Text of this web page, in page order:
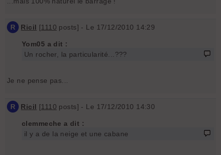
R Ricil [1110 posts] - Le 17/12/2010 14:29
Yom05 a dit :
Un rocher, la particularité...???
Je ne pense pas...
R Ricil [1110 posts] - Le 17/12/2010 14:30
clemmeche a dit :
il y a de la neige et une cabane